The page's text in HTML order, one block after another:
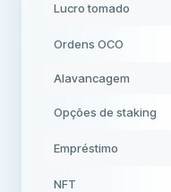
Lucro tomado
Ordens OCO
Alavancagem
Opções de staking
Empréstimo
NFT